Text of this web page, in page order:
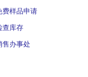
费样品申请
查库存
售办事处